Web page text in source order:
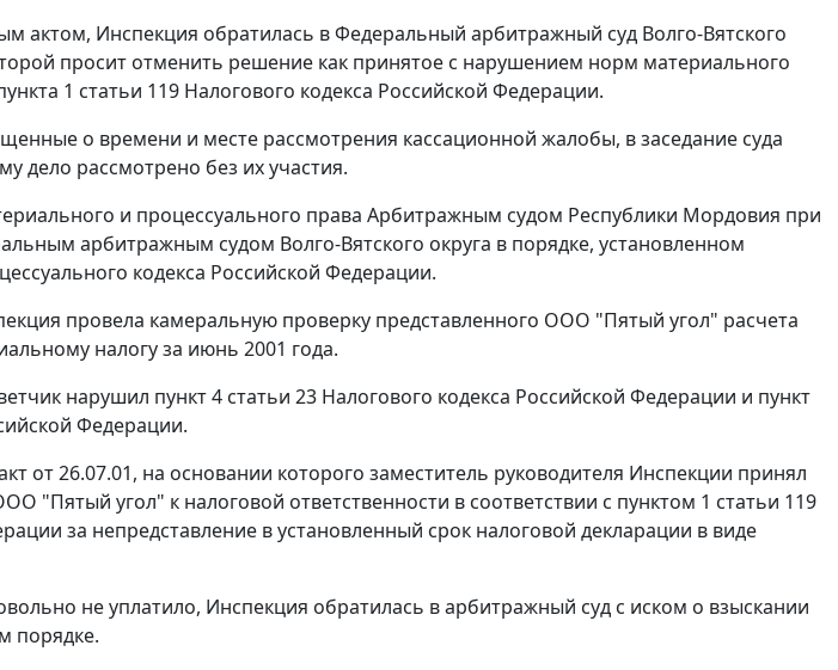
актом, Инспекция обратилась в Федеральный арбитражный суд Волго-Вятского
просит отменить решение как принятое с нарушением норм материального
1 статьи 119 Налогового кодекса Российской Федерации.
о времени и месте рассмотрения кассационной жалобы, в заседание суда
дело рассмотрено без их участия.
и процессуального права Арбитражным судом Республики Мордовия при
арбитражным судом Волго-Вятского округа в порядке, установленном
кодекса Российской Федерации.
провела камеральную проверку представленного ООО "Пятый угол" расчета
налогу за июнь 2001 года.
нарушил пункт 4 статьи 23 Налогового кодекса Российской Федерации и пункт
Федерации.
от 26.07.01, на основании которого заместитель руководителя Инспекции принял
"Пятый угол" к налоговой ответственности в соответствии с пунктом 1 статьи 119
за непредставление в установленный срок налоговой декларации в виде
не уплатило, Инспекция обратилась в арбитражный суд с иском о взыскании
порядке.